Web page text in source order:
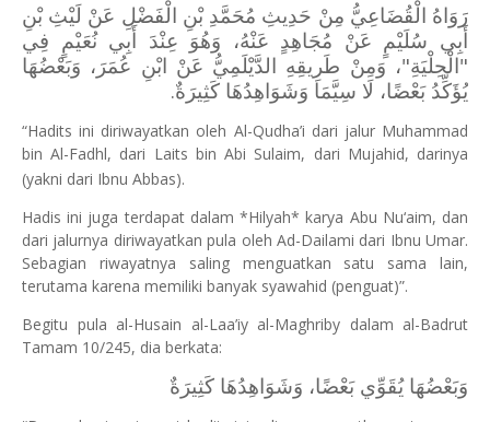
رَوَاهُ الْقُضَاعِيُّ مِنْ حَدِيثِ مُحَمَّدِ بْنِ الْفَضْلِ عَنْ لَيْثِ بْنِ
أَبِي سُلَيْمٍ عَنْ مُجَاهِدٍ عَنْهُ، وَهُوَ عِنْدَ أَبِي نُعَيْمٍ فِي
"الْحِلْيَةِ"، وَمِنْ طَرِيقِهِ الدَّيْلَمِيُّ عَنْ ابْنِ عُمَرَ، وَبَعْضُهَا
يُؤَكِّدُ بَعْضًا، لَا سِيَّمَا وَشَوَاهِدُهَا كَثِيرَةٌ.
“Hadits ini diriwayatkan oleh Al-Qudha’i dari jalur Muhammad
bin Al-Fadhl, dari Laits bin Abi Sulaim, dari Mujahid, darinya
(yakni dari Ibnu Abbas).
Hadis ini juga terdapat dalam *Hilyah* karya Abu Nu‘aim, dan
dari jalurnya diriwayatkan pula oleh Ad-Dailami dari Ibnu Umar.
Sebagian riwayatnya saling menguatkan satu sama lain,
terutama karena memiliki banyak syawahid (penguat)”.
Begitu pula al-Husain al-Laa’iy al-Maghriby dalam al-Badrut
Tamam 10/245, dia berkata:
وَبَعْضُهَا يُقَوِّي بَعْضًا، وَشَوَاهِدُهَا كَثِيرَةٌ